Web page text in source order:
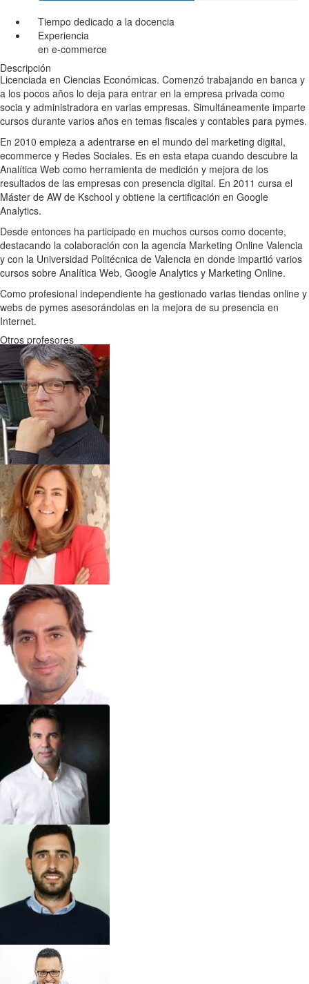
Tiempo dedicado a la docencia
Experiencia
en e-commerce
Descripción
Licenciada en Ciencias Económicas. Comenzó trabajando en banca y
a los pocos años lo deja para entrar en la empresa privada como
socia y administradora en varias empresas. Simultáneamente imparte
cursos durante varios años en temas fiscales y contables para pymes.
En 2010 empieza a adentrarse en el mundo del marketing digital,
ecommerce y Redes Sociales. Es en esta etapa cuando descubre la
Analítica Web como herramienta de medición y mejora de los
resultados de las empresas con presencia digital. En 2011 cursa el
Máster de AW de Kschool y obtiene la certificación en Google
Analytics.
Desde entonces ha participado en muchos cursos como docente,
destacando la colaboración con la agencia Marketing Online Valencia
y con la Universidad Politécnica de Valencia en donde impartió varios
cursos sobre Analítica Web, Google Analytics y Marketing Online.
Como profesional independiente ha gestionado varias tiendas online y
webs de pymes asesorándolas en la mejora de su presencia en
Internet.
Otros profesores